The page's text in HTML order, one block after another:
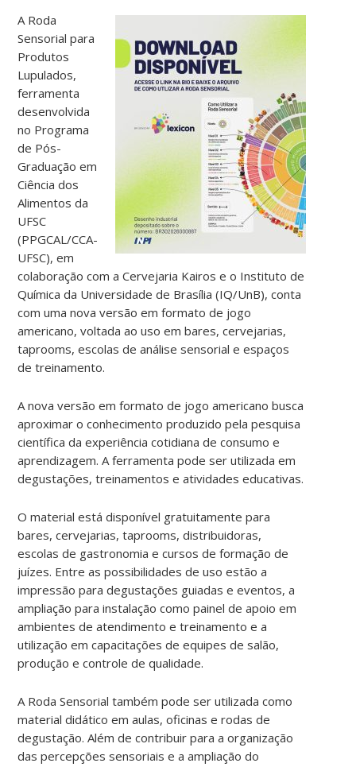
A Roda
Sensorial para
Produtos
Lupulados,
ferramenta
desenvolvida
no Programa
de Pós-
Graduação em
Ciência dos
Alimentos da
UFSC
(PPGCAL/CCA-
UFSC), em
colaboração com a Cervejaria Kairos e o Instituto de
Química da Universidade de Brasília (IQ/UnB), conta
com uma nova versão em formato de jogo
americano, voltada ao uso em bares, cervejarias,
taprooms, escolas de análise sensorial e espaços
de treinamento.
A nova versão em formato de jogo americano busca
aproximar o conhecimento produzido pela pesquisa
científica da experiência cotidiana de consumo e
aprendizagem. A ferramenta pode ser utilizada em
degustações, treinamentos e atividades educativas.
O material está disponível gratuitamente para
bares, cervejarias, taprooms, distribuidoras,
escolas de gastronomia e cursos de formação de
juízes. Entre as possibilidades de uso estão a
impressão para degustações guiadas e eventos, a
ampliação para instalação como painel de apoio em
ambientes de atendimento e treinamento e a
utilização em capacitações de equipes de salão,
produção e controle de qualidade.
A Roda Sensorial também pode ser utilizada como
material didático em aulas, oficinas e rodas de
degustação. Além de contribuir para a organização
das percepções sensoriais e a ampliação do